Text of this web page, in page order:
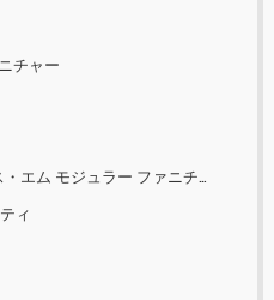
チャー
エム モジュラー ファニチャー
ィ